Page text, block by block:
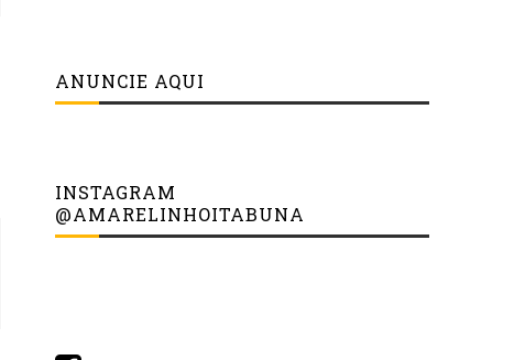
ANUNCIE AQUI
INSTAGRAM
@AMARELINHOITABUNA